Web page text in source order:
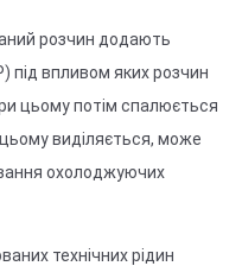
розчин додають
під впливом яких розчин
цьому потім спалюється
виділяється, може
охолоджуючих
технічних рідин